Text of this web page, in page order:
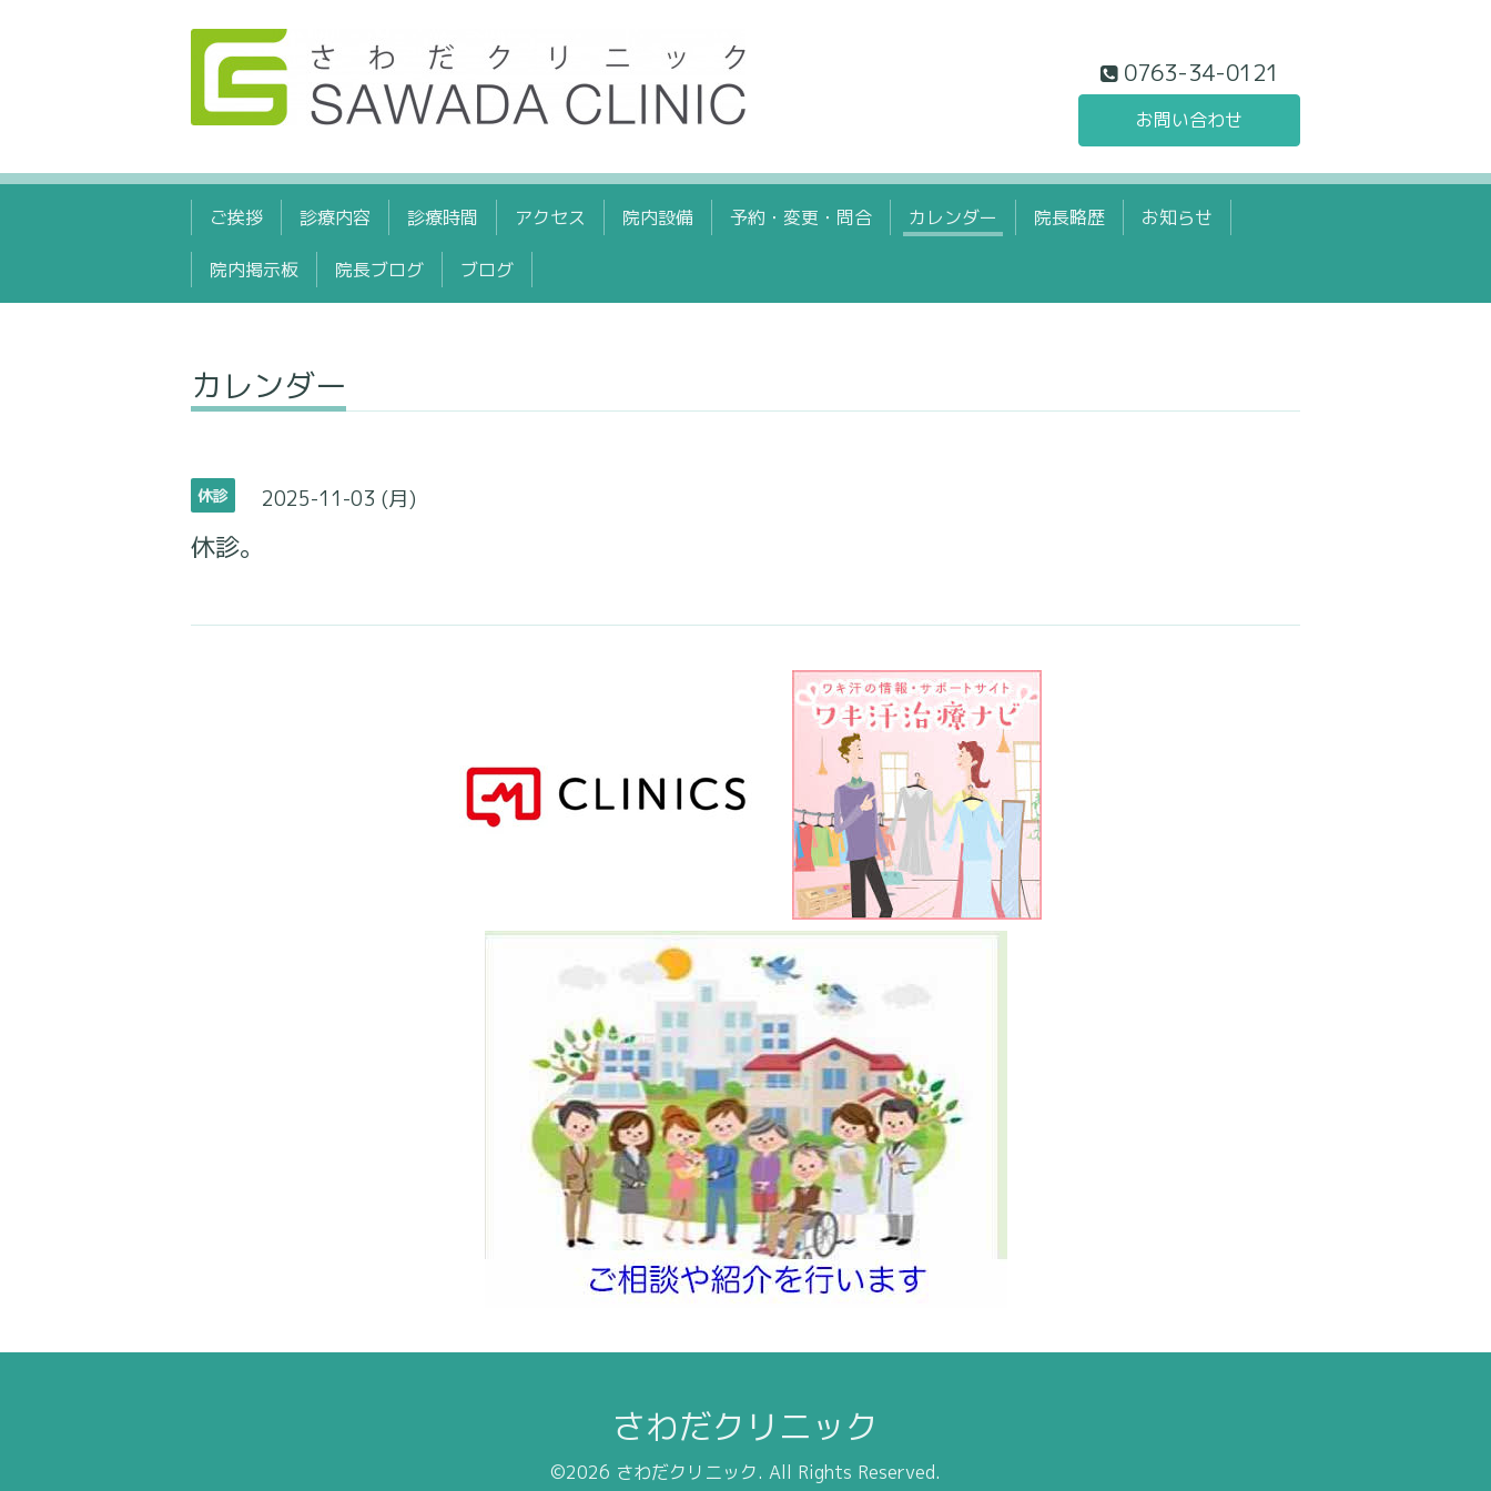
0763-34-0121
お問い合わせ
ご挨拶 診療内容 診療時間 アクセス 院内設備 予約・変更・問合 カレンダー 院長略歴 お知らせ
院内掲示板 院長ブログ ブログ
カレンダー
休診 2025-11-03 (月)
休診。
さわだクリニック
©2026 さわだクリニック. All Rights Reserved.